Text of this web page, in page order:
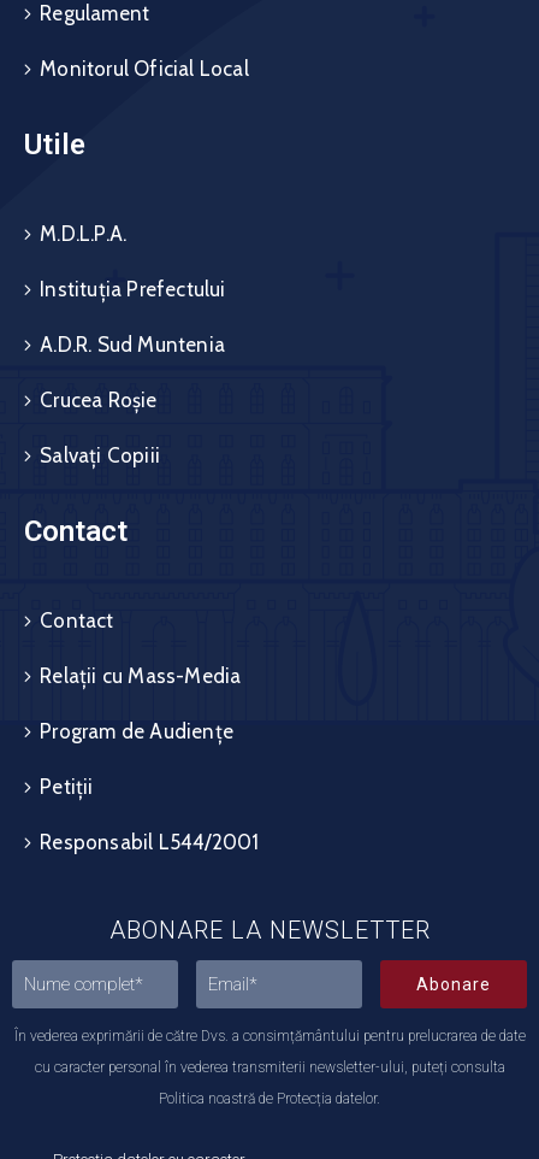
Regulament
Monitorul Oficial Local
Utile
M.D.L.P.A.
Instituția Prefectului
A.D.R. Sud Muntenia
Crucea Roșie
Salvați Copiii
Contact
Contact
Relații cu Mass-Media
Program de Audiențe
Petiții
Responsabil L544/2001
ABONARE LA NEWSLETTER
Abonare
În vederea exprimării de către Dvs. a consimțământului pentru prelucrarea de date
cu caracter personal în vederea transmiterii newsletter-ului, puteți consulta
Politica noastră de Protecția datelor.